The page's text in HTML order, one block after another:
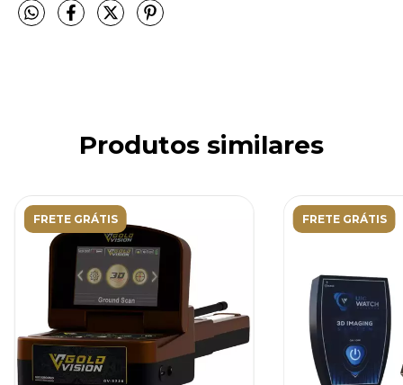
Produtos similares
FRETE GRÁTIS FRETE GRÁTIS